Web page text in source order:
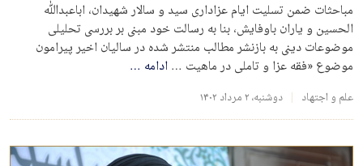
مباحثات ضمن تسلیت ایام عزاداری سید و سالار شهیدان، اباعبدﷲ
الحسین و یاران باوفایش، بنا به رسالت خود مبنی بر بررسی تحلیلی
موضوعات دینی به بازنشر مطالب منتشر شده در سالیان اخیر پیرامون
موضوع «فقه عزا و تاملی در ماهیت …ادامه …
علم و اجتهاد دوشنبه، ۲ مرداد ۱۴۰۲